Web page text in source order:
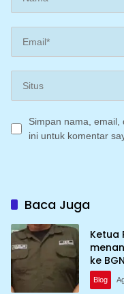
Simpan nama,
ini untuk komentar
Baca Juga
Ketua
ke
Blog